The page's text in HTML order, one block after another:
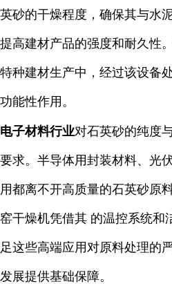
英砂的干燥程度，确保其与水
提高建材产品的强度和耐久性
特种建材生产中，经过该设备
功能性作用。
电子材料行业对石英砂的纯度
要求。半导体用封装材料、光
用都离不开高质量的石英砂原
窑干燥机凭借其 的温控系统和
足这些高端应用对原料处理的
发展提供基础保障。